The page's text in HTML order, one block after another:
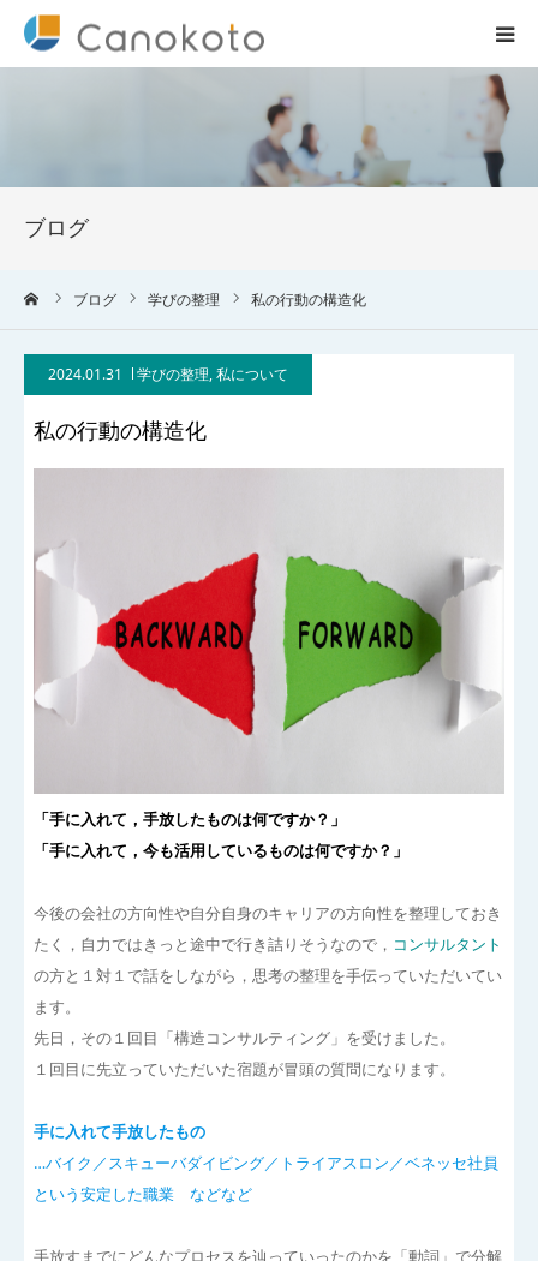
ブログ
ブログ 学びの整理 私の行動の構造化
2024.01.31 学びの整理,私について
私の行動の構造化
「手に入れて，手放したものは何ですか？」
「手に入れて，今も活用しているものは何ですか？」
今後の会社の方向性や自分自身のキャリアの方向性を整理しておき
たく，自力ではきっと途中で行き詰りそうなので， コンサルタント
の方と１対１で話をしながら，思考の整理を手伝っていただいてい
ます。
先日，その１回目「構造コンサルティング」を受けました。
１回目に先立っていただいた宿題が冒頭の質問になります。
手に入れて手放したもの
…バイク／スキューバダイビング／トライアスロン／ベネッセ社員
という安定した職業 などなど
手放すまでにどんなプロセスを辿っていったのかを「動詞」で分解
会社概要
ブログ
実績
コラム一覧